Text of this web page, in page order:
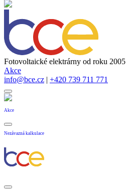
Fotovoltaické elektrárny od roku 2005
Akce
info@bce.cz | +420 739 711 771
Akce
Nezávazná kalkulace